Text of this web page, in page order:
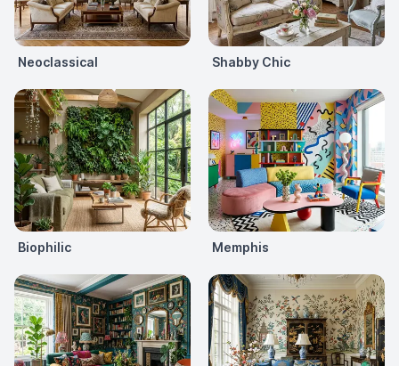
Neoclassical Shabby Chic
Biophilic Memphis